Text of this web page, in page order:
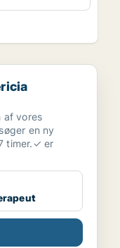
og...
af vores
en ny
timer.✓ er